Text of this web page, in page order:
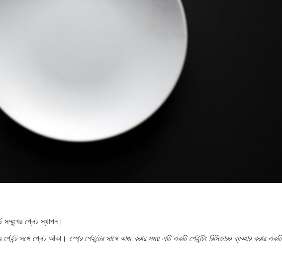
প্লেট স্থাপন।
পেইন্ট সঙ্গে প্লেট আঁকা। স্প্রে পেইন্টের সাথে কাজ করার সময় এটি একটি পেইন্টিং রিসিজারর ব্যবহার করার একটি